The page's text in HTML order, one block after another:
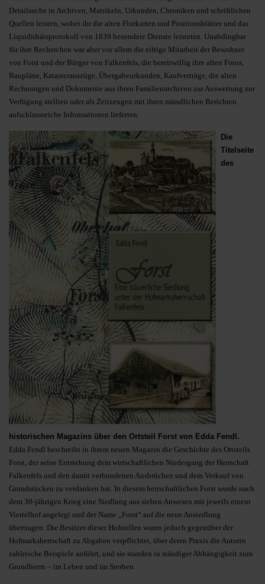
Detailsuche in Archiven, Matrikeln, Urkunden, Chroniken und schriftlichen
Quellen leisten, wobei ihr die alten Flurkarten und Positionsblätter und das
Liquididtätsprotokoll von 1839 besondere Dienste leisteten. Unabdingbar
für ihre Recherchen war aber vor allem die eifrige Mitarbeit der Bewohner
von Forst und der Bürger von Falkenfels, die bereitwillig ihre alten Fotos,
Baupläne, Katasterauszüge, Übergabeurkunden, Kaufverträge, die alten
Rechnungen und Dokumente aus ihren Familienarchiven zur Auswertung zur
Verfügung stellten oder als Zeitzeugen mit ihren mündlichen Berichten
aufschlussreiche Informationen lieferten.
Die
Titelseite
des
historischen Magazins über den Ortsteil Forst von Edda Fendl.
Edda Fendl beschreibt in ihrem neuen Magazin die Geschichte des Ortsteils
Forst, der seine Entstehung dem wirtschaftlichen Niedergang der Herrschaft
Falkenfels und den damit verbundenen Ausbrüchen und dem Verkauf von
Grundstücken zu verdanken hat. In diesem herrschaftlichen Forst wurde nach
dem 30-jährigen Krieg eine Siedlung aus sieben Anwesen mit jeweils einem
Viertelhof angelegt und der Name „Forst“ auf die neue Ansiedlung
übertragen. Die Besitzer dieser Hofstellen waren jedoch gegenüber der
Hofmarksherrschaft zu Abgaben verpflichtet, über deren Praxis die Autorin
zahlreiche Beispiele anführt, und sie standen in ständiger Abhängigkeit zum
Grundherrn – im Leben und im Sterben.